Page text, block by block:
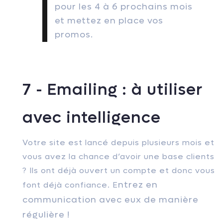
pour les 4 à 6 prochains mois
et mettez en place vos
promos.
7 - Emailing : à utiliser
avec intelligence
Votre site est lancé depuis plusieurs mois et
vous avez la chance d’avoir une base clients
? Ils ont déjà ouvert un compte et donc vous
font déjà confiance. Entrez en
communication avec eux de manière
régulière !